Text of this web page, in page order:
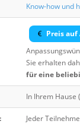
Know-how und
Preis auf
Sie erhalten
für eine
In Ihrem Hause
Jeder